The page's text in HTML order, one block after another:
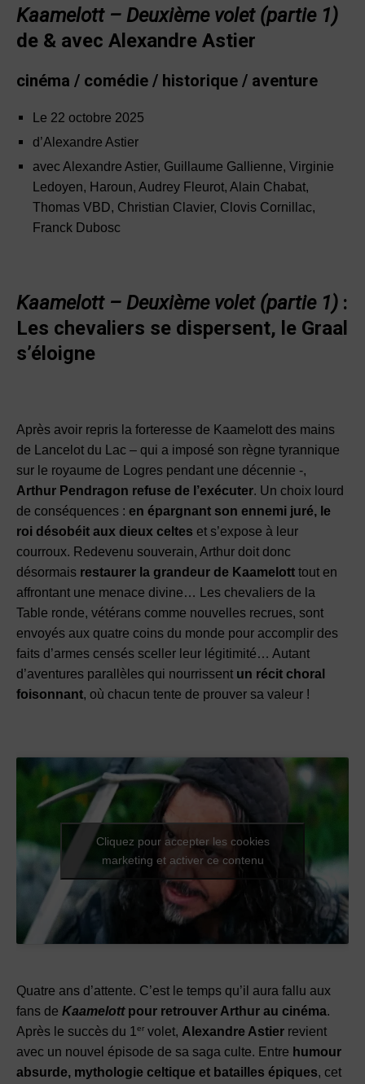
Kaamelott – Deuxième volet (partie 1)
de & avec Alexandre Astier
cinéma / comédie / historique / aventure
Le 22 octobre 2025
d’Alexandre Astier
avec Alexandre Astier, Guillaume Gallienne, Virginie
Ledoyen, Haroun, Audrey Fleurot, Alain Chabat,
Thomas VBD, Christian Clavier, Clovis Cornillac,
Franck Dubosc
Kaamelott – Deuxième volet (partie 1) :
Les chevaliers se dispersent, le Graal
s’éloigne
Après avoir repris la forteresse de Kaamelott des mains
de Lancelot du Lac – qui a imposé son règne tyrannique
sur le royaume de Logres pendant une décennie -,
Arthur Pendragon refuse de l’exécuter. Un choix lourd
de conséquences : en épargnant son ennemi juré, le
roi désobéit aux dieux celtes et s’expose à leur
courroux. Redevenu souverain, Arthur doit donc
désormais restaurer la grandeur de Kaamelott tout en
affrontant une menace divine… Les chevaliers de la
Table ronde, vétérans comme nouvelles recrues, sont
envoyés aux quatre coins du monde pour accomplir des
faits d’armes censés sceller leur légitimité… Autant
d’aventures parallèles qui nourrissent un récit choral
foisonnant, où chacun tente de prouver sa valeur !
Cliquez pour accepter les cookies
marketing et activer ce contenu
Quatre ans d’attente. C’est le temps qu’il aura fallu aux
fans de Kaamelottpour retrouver Arthur au cinéma.
Après le succès du 1 er volet, Alexandre Astier revient
avec un nouvel épisode de sa saga culte. Entre humour
absurde, mythologie celtique et batailles épiques, cet